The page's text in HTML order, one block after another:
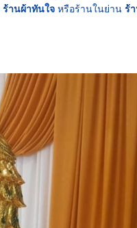
ร้านผ้าทันใจ หรือร้านในย่าน ร้